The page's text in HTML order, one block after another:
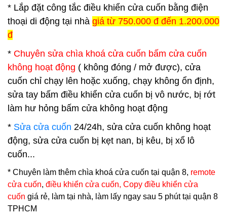
* Lắp đặt công tắc điều khiển cửa cuốn bằng điện
thoại di động tại nhà giá từ 750.000 đ đến 1.200.000
đ
* Chuyên sửa chìa khoá cửa cuốn bấm cửa cuốn
không hoạt động ( không đóng / mở được), cửa
cuốn chỉ chạy lên hoặc xuống, chạy không ổn định,
sửa tay bấm điều khiển cửa cuốn bị vô nước, bị rớt
làm hư hỏng bấm cửa không hoạt động
* Sửa cửa cuốn 24/24h, sửa cửa cuốn không hoạt
động, sửa cửa cuốn bị kẹt nan, bị kêu, bị xổ lô
cuốn...
* Chuyên làm thêm chìa khoá cửa cuốn tại quận 8, remote
cửa cuốn, điều khiển cửa cuốn, Copy điều khiển cửa
cuốn giá rẻ, làm tại nhà, làm lấy ngay sau 5 phút tại quận 8
TPHCM